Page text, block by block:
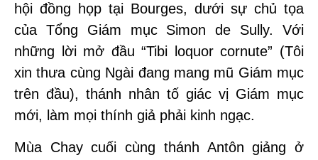
hội đồng họp tại Bourges, dưới sự chủ tọa
của Tổng Giám mục Simon de Sully. Với
những lời mở đầu “Tibi loquor cornute” (Tôi
xin thưa cùng Ngài đang mang mũ Giám mục
trên đầu), thánh nhân tố giác vị Giám mục
mới, làm mọi thính giả phải kinh ngạc.
Mùa Chay cuối cùng thánh Antôn giảng ở